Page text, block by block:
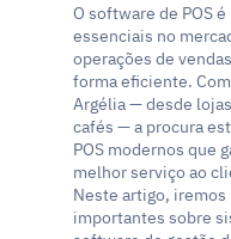
O software de POS
essenciais no
operações de
forma eficiente.
Argélia — desde
cafés — a procura
POS modernos que
melhor serviço ao
Neste artigo,
importantes sobre